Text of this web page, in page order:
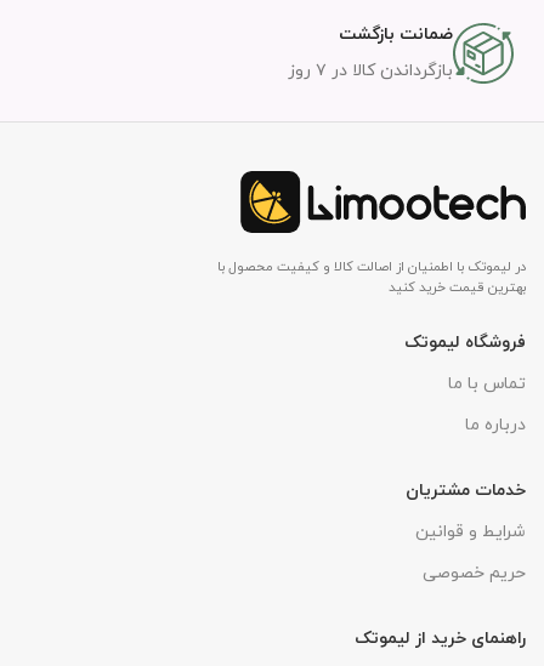
ضمانت بازگشت
بازگرداندن کالا در ۷ روز
در لیموتک با اطمنیان از اصالت کالا و کیفیت محصول با
بهترین قیمت خرید کنید
فروشگاه لیموتک
تماس با ما
درباره ما
خدمات مشتریان
شرایط و قوانین
حریم خصوصی
راهنمای خرید از لیموتک